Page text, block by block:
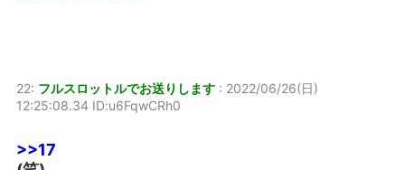
22: フルスロットルでお送りします : 2022/06/26(日)
12:25:08.34 ID:u6FqwCRh0
>>17